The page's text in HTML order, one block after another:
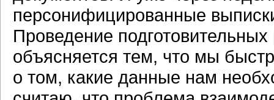
персонифицированные
Проведение
объясняется тем, что мы
о том, какие данные нам